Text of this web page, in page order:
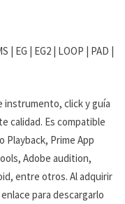
| EG | EG2 | LOOP | PAD |
click y guía
calidad. Es compatible
Playback, Prime App
Adobe audition,
entre otros. Al adquirir
para descargarlo